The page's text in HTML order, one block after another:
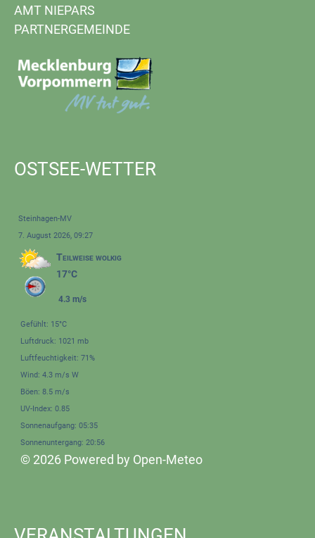
AMT NIEPARS
PARTNERGEMEINDE
OSTSEE-WETTER
Steinhagen-MV
7. August 2026, 09:27
Teilweise wolkig
17°C
4.3 m/s
Gefühlt: 15°C
Luftdruck: 1021 mb
Luftfeuchtigkeit: 71%
Wind: 4.3 m/s W
Böen: 8.5 m/s
UV-Index: 0.85
Sonnenaufgang: 05:35
Sonnenuntergang: 20:56
© 2026 Powered by Open-Meteo